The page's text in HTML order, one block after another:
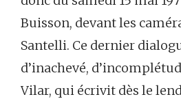
Buisson, devant les
Santelli. Ce dernier
d’inachevé,
Vilar, qui écrivit dès le